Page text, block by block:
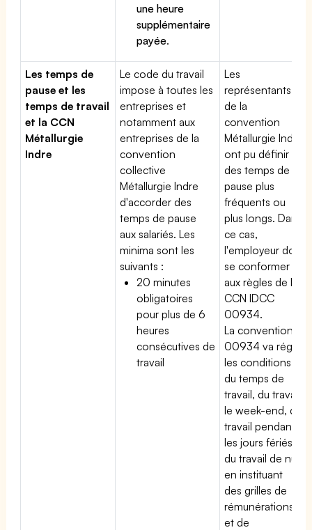
une heure
supplémentaire
payée.
Les temps de
pause et les
temps de travail
et la CCN
Métallurgie
Indre
Le code du travail
impose à toutes les
entreprises et
notamment aux
entreprises de la
convention
collective
Métallurgie Indre
d'accorder des
temps de pause
aux salariés. Les
minima sont les
suivants :
20 minutes
obligatoires
pour plus de 6
heures
consécutives de
travail
Les
représentants
de la
convention
Métallurgie Indre
ont pu définir
des temps de
pause plus
fréquents ou
plus longs. Dans
ce cas,
l'employeur doit
se conformer
aux règles de la
CCN IDCC
00934.
La convention
00934 va régir
les conditions
du temps de
travail, du travail
le week-end, du
travail pendant
les jours fériés,
du travail de nuit
en instituant
des grilles de
rémunérations
et de